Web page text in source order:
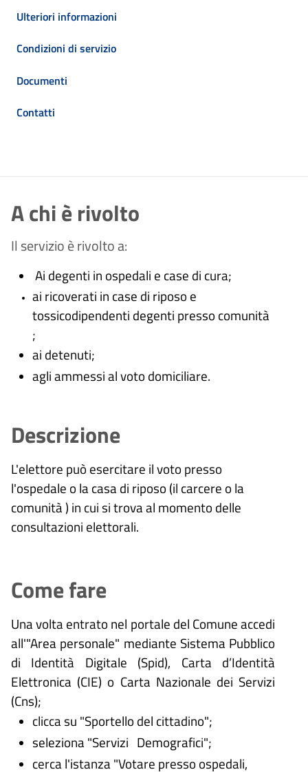
Ulteriori informazioni
Condizioni di servizio
Documenti
Contatti
A chi è rivolto
Il servizio è rivolto a:
Ai degenti in ospedali e case di cura;
ai ricoverati in case di riposo e
tossicodipendenti degenti presso comunità
;
ai detenuti;
agli ammessi al voto domiciliare.
Descrizione
L'elettore può esercitare il voto presso
l'ospedale o la casa di riposo (il carcere o la
comunità ) in cui si trova al momento delle
consultazioni elettorali.
Come fare
Una volta entrato nel portale del Comune accedi
all'"Area personale" mediante Sistema Pubblico
di Identità Digitale (Spid), Carta d’Identità
Elettronica (CIE) o Carta Nazionale dei Servizi
(Cns);
clicca su "Sportello del cittadino";
seleziona "Servizi Demografici";
cerca l'istanza "Votare presso ospedali,